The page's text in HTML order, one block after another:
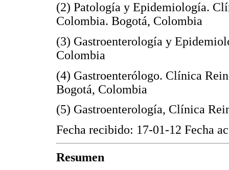
(2) Patología y Epidemiología.
Colombia. Bogotá, Colombia
(3) Gastroenterología y
Colombia
(4) Gastroenterólogo. Clínica
Bogotá, Colombia
(5) Gastroenterología, Clínica
Fecha recibido: 17-01-12 Fecha
Resumen